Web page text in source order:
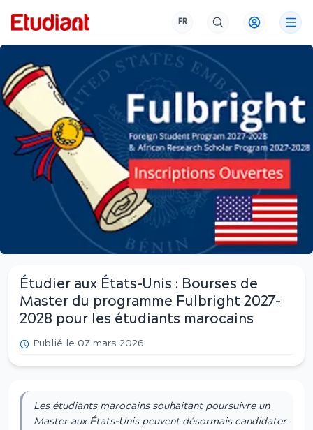
FR
Étudier aux États-Unis : Bourses de
Master du programme Fulbright 2027-
2028 pour les étudiants marocains
Publié le 07 mars 2026
Les étudiants marocains souhaitant poursuivre un
Master aux États-Unis peuvent désormais candidater